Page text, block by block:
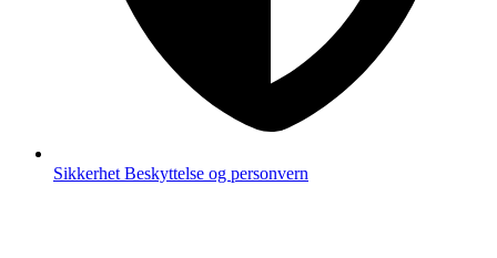
Sikkerhet Beskyttelse og personvern